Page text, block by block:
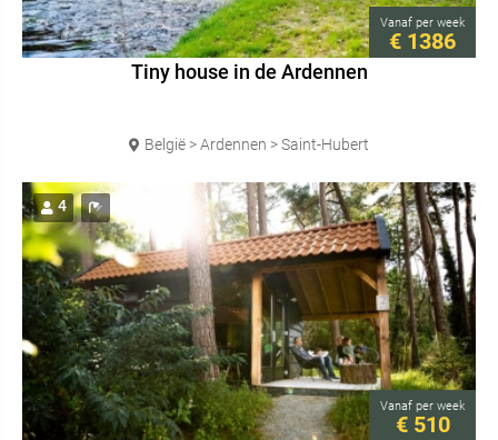
Vanaf per week
€ 1386
Tiny house in de Ardennen
België > Ardennen > Saint-Hubert
4
Vanaf per week
€ 510